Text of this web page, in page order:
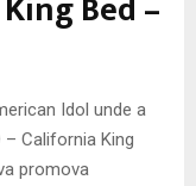
Idol unde a
– California King
promova